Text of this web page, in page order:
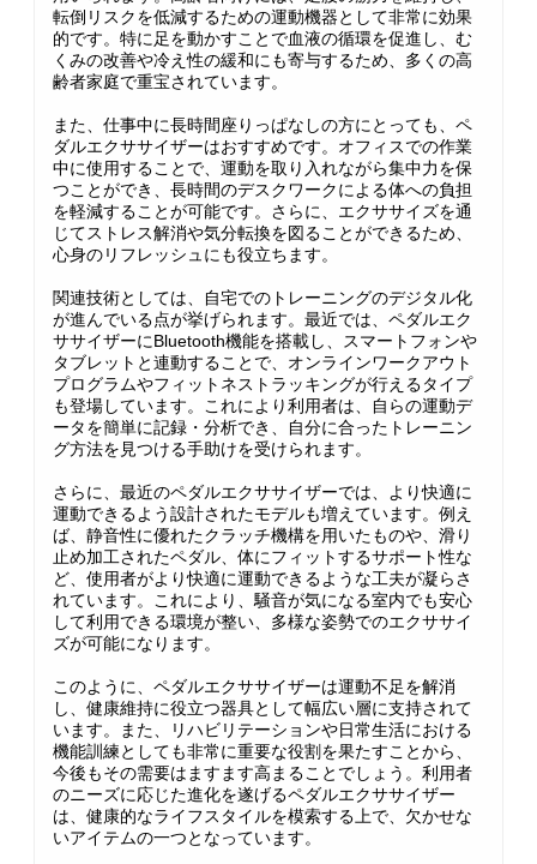
転倒リスクを低減するための運動機器として非常に効果
的です。特に足を動かすことで血液の循環を促進し、む
くみの改善や冷え性の緩和にも寄与するため、多くの高
齢者家庭で重宝されています。
また、仕事中に長時間座りっぱなしの方にとっても、ペ
ダルエクササイザーはおすすめです。オフィスでの作業
中に使用することで、運動を取り入れながら集中力を保
つことができ、長時間のデスクワークによる体への負担
を軽減することが可能です。さらに、エクササイズを通
じてストレス解消や気分転換を図ることができるため、
心身のリフレッシュにも役立ちます。
関連技術としては、自宅でのトレーニングのデジタル化
が進んでいる点が挙げられます。最近では、ペダルエク
ササイザーにBluetooth機能を搭載し、スマートフォンや
タブレットと連動することで、オンラインワークアウト
プログラムやフィットネストラッキングが行えるタイプ
も登場しています。これにより利用者は、自らの運動デ
ータを簡単に記録・分析でき、自分に合ったトレーニン
グ方法を見つける手助けを受けられます。
さらに、最近のペダルエクササイザーでは、より快適に
運動できるよう設計されたモデルも増えています。例え
ば、静音性に優れたクラッチ機構を用いたものや、滑り
止め加工されたペダル、体にフィットするサポート性な
ど、使用者がより快適に運動できるような工夫が凝らさ
れています。これにより、騒音が気になる室内でも安心
して利用できる環境が整い、多様な姿勢でのエクササイ
ズが可能になります。
このように、ペダルエクササイザーは運動不足を解消
し、健康維持に役立つ器具として幅広い層に支持されて
います。また、リハビリテーションや日常生活における
機能訓練としても非常に重要な役割を果たすことから、
今後もその需要はますます高まることでしょう。利用者
のニーズに応じた進化を遂げるペダルエクササイザー
は、健康的なライフスタイルを模索する上で、欠かせな
いアイテムの一つとなっています。